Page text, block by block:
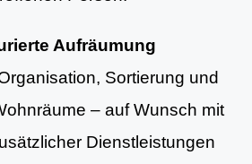
Aufräumung
Sortierung und
– auf Wunsch mit
Dienstleistungen